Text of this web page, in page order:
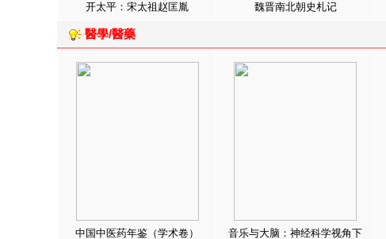
开太平：宋太祖赵匡胤 魏晋南北朝史札记
醫學/醫藥
中国中医药年鉴（学术卷）
音乐与大脑：神经科学视角下